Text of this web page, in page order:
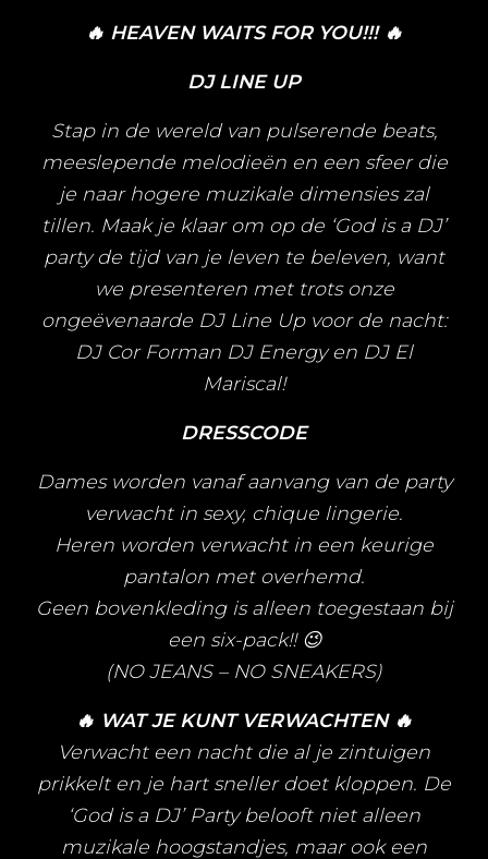
🔥 HEAVEN WAITS FOR YOU!!! 🔥
DJ LINE UP
Stap in de wereld van pulserende beats,
meeslepende melodieën en een sfeer die
je naar hogere muzikale dimensies zal
tillen. Maak je klaar om op de ‘God is a DJ’
party de tijd van je leven te beleven, want
we presenteren met trots onze
ongeëvenaarde DJ Line Up voor de nacht:
DJ Cor Forman DJ Energy en DJ El
Mariscal!
DRESSCODE
Dames worden vanaf aanvang van de party
verwacht in sexy, chique lingerie.
Heren worden verwacht in een keurige
pantalon met overhemd.
Geen bovenkleding is alleen toegestaan bij
een six-pack!! 😉
(NO JEANS – NO SNEAKERS)
🔥 WAT JE KUNT VERWACHTEN 🔥
Verwacht een nacht die al je zintuigen
prikkelt en je hart sneller doet kloppen. De
‘God is a DJ’ Party belooft niet alleen
muzikale hoogstandjes, maar ook een